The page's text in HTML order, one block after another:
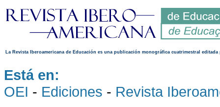
La Revista Iberoamericana de Educación es una publicación monográfica cuatrimestral
Está en:
OEI - Ediciones - Revista